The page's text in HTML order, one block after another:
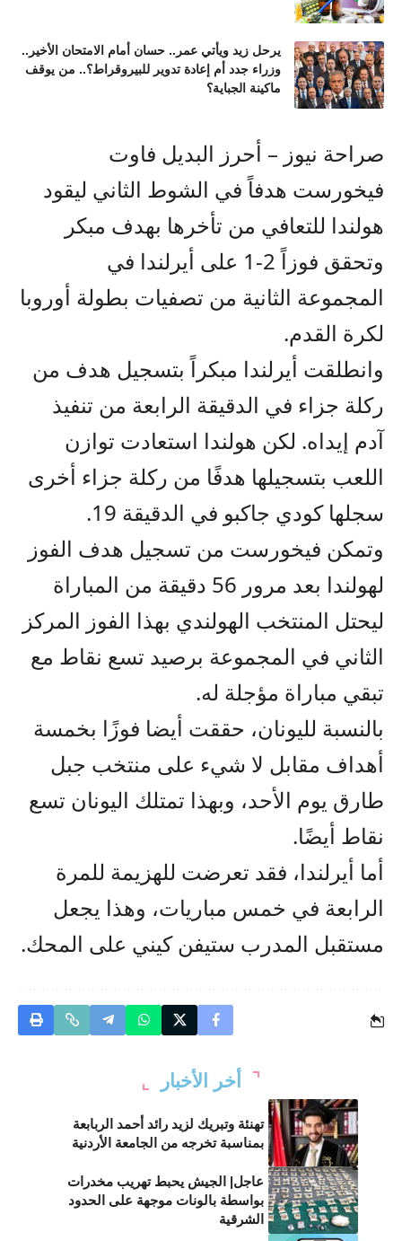
يرحل زيد ويأتي عمر.. حسان أمام الامتحان الأخير..
وزراء جدد أم إعادة تدوير للبيروقراط؟.. من يوقف
ماكينة الجباية؟
صراحة نيوز – أحرز البديل فاوت
فيخورست هدفاً في الشوط الثاني ليقود
هولندا للتعافي من تأخرها بهدف مبكر
وتحقق فوزاً 2-1 على أيرلندا في
المجموعة الثانية من تصفيات بطولة أوروبا
لكرة القدم.
وانطلقت أيرلندا مبكراً بتسجيل هدف من
ركلة جزاء في الدقيقة الرابعة من تنفيذ
آدم إيداه. لكن هولندا استعادت توازن
اللعب بتسجيلها هدفًا من ركلة جزاء أخرى
سجلها كودي جاكبو في الدقيقة 19.
وتمكن فيخورست من تسجيل هدف الفوز
لهولندا بعد مرور 56 دقيقة من المباراة
ليحتل المنتخب الهولندي بهذا الفوز المركز
الثاني في المجموعة برصيد تسع نقاط مع
تبقي مباراة مؤجلة له.
بالنسبة لليونان، حققت أيضا فوزًا بخمسة
أهداف مقابل لا شيء على منتخب جبل
طارق يوم الأحد، وبهذا تمتلك اليونان تسع
نقاط أيضًا.
أما أيرلندا، فقد تعرضت للهزيمة للمرة
الرابعة في خمس مباريات، وهذا يجعل
مستقبل المدرب ستيفن كيني على المحك.
أخر الأخبار
تهنئة وتبريك لزيد رائد أحمد الربابعة
بمناسبة تخرجه من الجامعة الأردنية
عاجل| الجيش يحبط تهريب مخدرات
بواسطة بالونات موجهة على الحدود
الشرقية